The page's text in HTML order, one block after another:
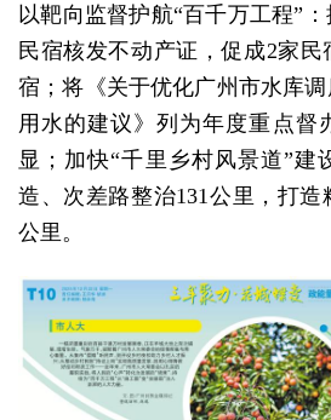
以靶向监督护航“百千万工程”
民宿核发不动产证，促成2家
宿；将《关于优化广州市水库
用水的建议》列为年度重点督
显；加快“千里乡村风景道”建
造、次差路整治131公里，打造
公里。